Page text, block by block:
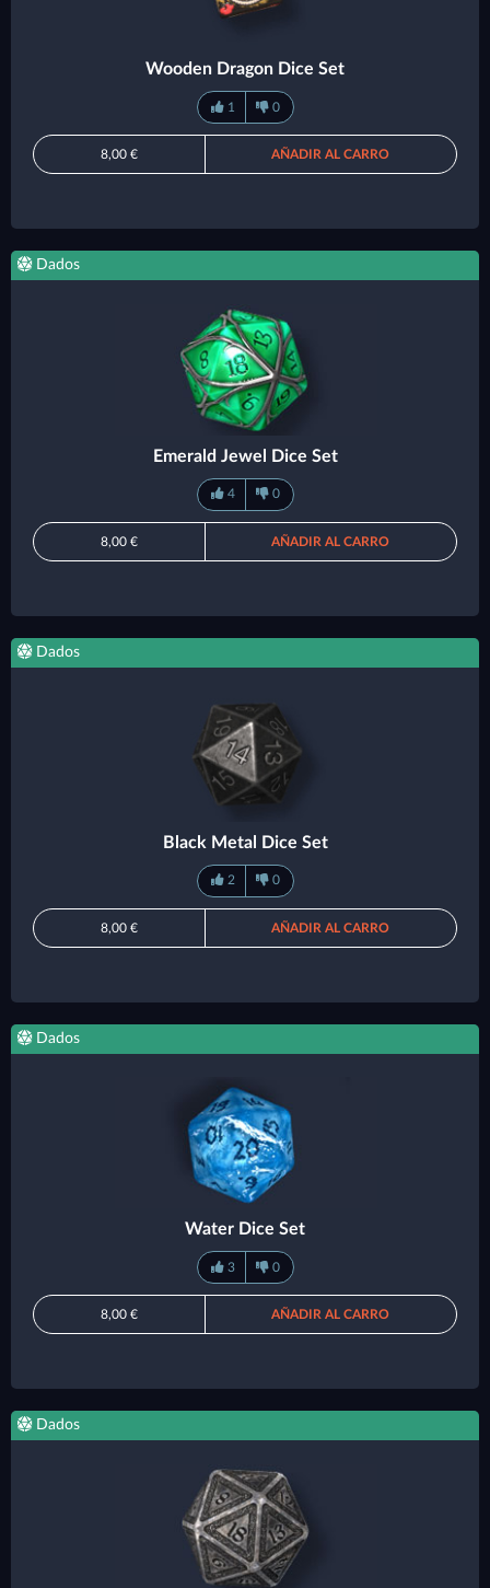
Wooden Dragon Dice Set
1 0
8,00 € AÑADIR AL CARRO
Dados
Emerald Jewel Dice Set
4 0
8,00 € AÑADIR AL CARRO
Dados
Black Metal Dice Set
2 0
8,00 € AÑADIR AL CARRO
Dados
Water Dice Set
3 0
8,00 € AÑADIR AL CARRO
Dados